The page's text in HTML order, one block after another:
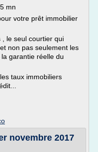
mn
votre prêt immobilier
, le seul courtier qui
non pas seulement les
garantie réelle du
taux immobiliers
novembre 2017